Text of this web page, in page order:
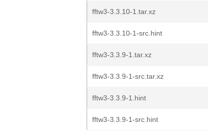
fftw3-3.3.10-1.tar.xz
fftw3-3.3.10-1-src.hint
fftw3-3.3.9-1.tar.xz
fftw3-3.3.9-1-src.tar.xz
fftw3-3.3.9-1.hint
fftw3-3.3.9-1-src.hint